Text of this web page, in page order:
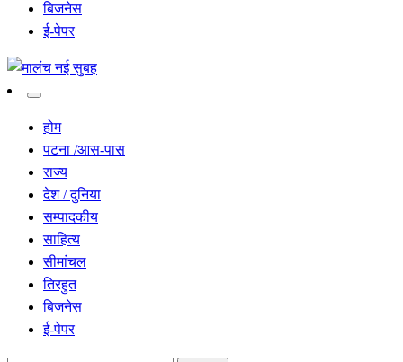
बिजनेस
ई-पेपर
मालंच नई सुबह
होम
पटना /आस-पास
राज्य
देश / दुनिया
सम्पादकीय
साहित्य
सीमांचल
तिरहुत
बिजनेस
ई-पेपर